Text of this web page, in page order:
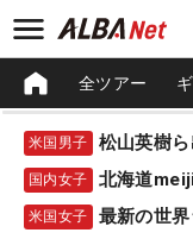
全ツアー
米国男子
国内女子 北海道
米国女子 最新の世